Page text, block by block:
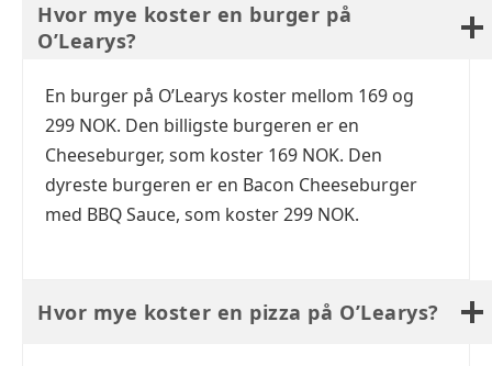
Hvor mye koster en burger på
O’Learys?
En burger på O’Learys koster mellom 169 og
299 NOK. Den billigste burgeren er en
Cheeseburger, som koster 169 NOK. Den
dyreste burgeren er en Bacon Cheeseburger
med BBQ Sauce, som koster 299 NOK.
Hvor mye koster en pizza på O’Learys?